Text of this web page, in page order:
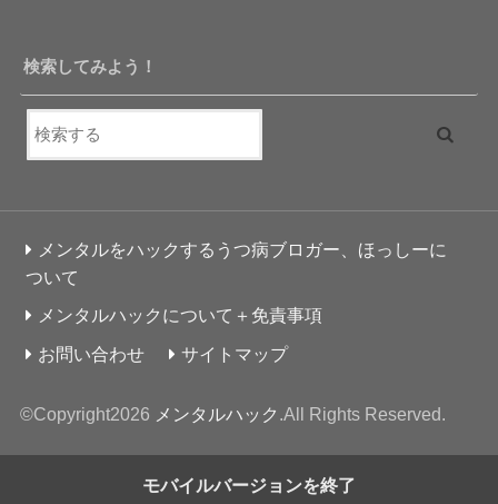
検索してみよう！
メンタルをハックするうつ病ブロガー、ほっしーに
ついて
メンタルハックについて＋免責事項
お問い合わせ
サイトマップ
©Copyright2026 メンタルハック .All Rights Reserved.
モバイルバージョンを終了